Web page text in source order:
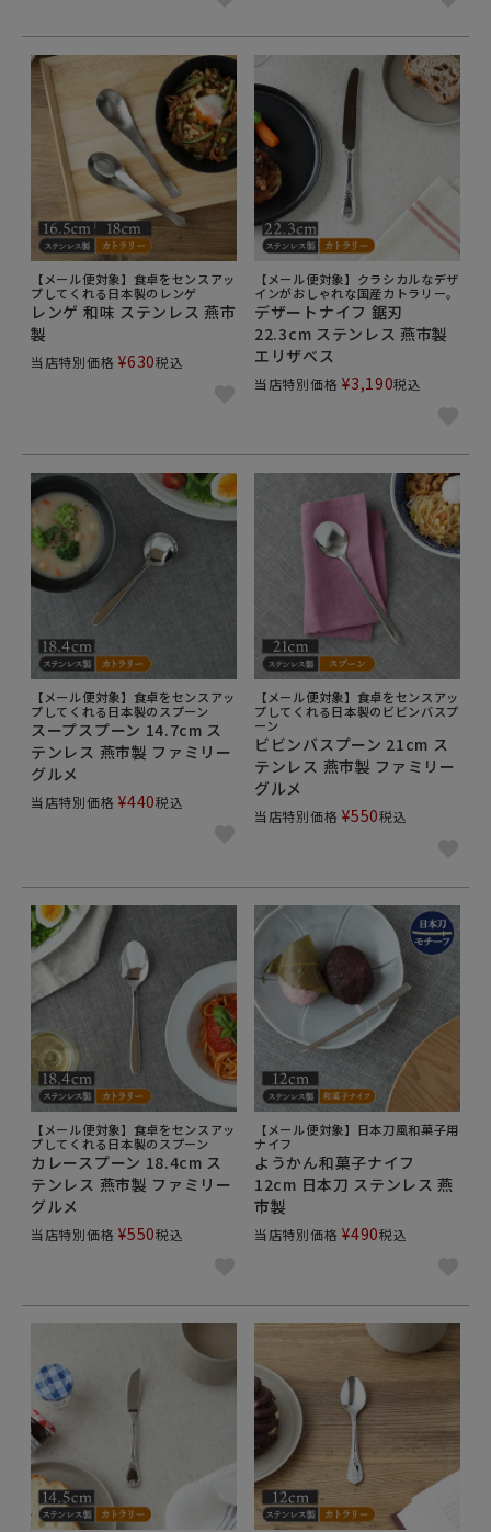
【メール便対象】食卓をセンスアッ
プしてくれる日本製のレンゲ
レンゲ 和味 ステンレス 燕市
製
当店特別価格 ¥630税込
【メール便対象】クラシカルなデザ
インがおしゃれな国産カトラリー。
デザートナイフ 鋸刃
22.3cm ステンレス 燕市製
エリザベス
当店特別価格 ¥3,190税込
【メール便対象】食卓をセンスアッ
プしてくれる日本製のスプーン
スープスプーン 14.7cm ス
テンレス 燕市製 ファミリー
グルメ
当店特別価格 ¥440税込
【メール便対象】食卓をセンスアッ
プしてくれる日本製のビビンバスプ
ーン
ビビンバスプーン 21cm ス
テンレス 燕市製 ファミリー
グルメ
当店特別価格 ¥550税込
【メール便対象】食卓をセンスアッ
プしてくれる日本製のスプーン
カレースプーン 18.4cm ス
テンレス 燕市製 ファミリー
グルメ
当店特別価格 ¥550税込
【メール便対象】日本刀風和菓子用
ナイフ
ようかん和菓子ナイフ
12cm 日本刀 ステンレス 燕
市製
当店特別価格 ¥490税込